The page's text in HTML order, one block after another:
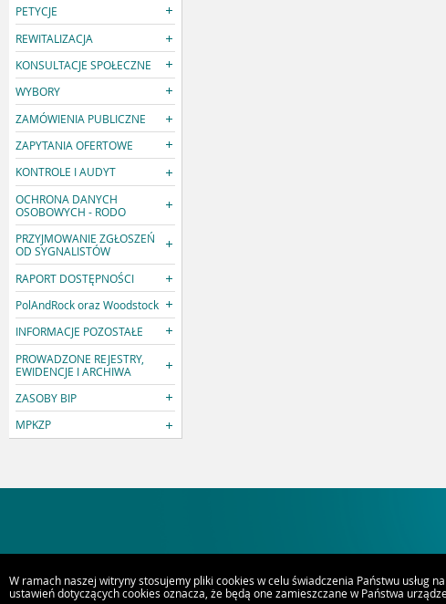
PETYCJE
REWITALIZACJA
KONSULTACJE SPOŁECZNE
WYBORY
ZAMÓWIENIA PUBLICZNE
ZAPYTANIA OFERTOWE
KONTROLE I AUDYT
OCHRONA DANYCH
OSOBOWYCH - RODO
PRZYJMOWANIE ZGŁOSZEŃ
OD SYGNALISTÓW
RAPORT DOSTĘPNOŚCI
PolAndRock oraz Woodstock
INFORMACJE POZOSTAŁE
PROWADZONE REJESTRY,
EWIDENCJE I ARCHIWA
ZASOBY BIP
MPKZP
W ramach naszej witryny stosujemy pliki cookies w celu świadczenia Państwu usług
ustawień dotyczących cookies oznacza, że będą one zamieszczane w Państwa